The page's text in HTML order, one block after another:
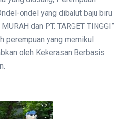
ondel yang dibalut baju biru
MURAH dan PT. TARGET TINGGI”
perempuan yang memikul
oleh Kekerasan Berbasis